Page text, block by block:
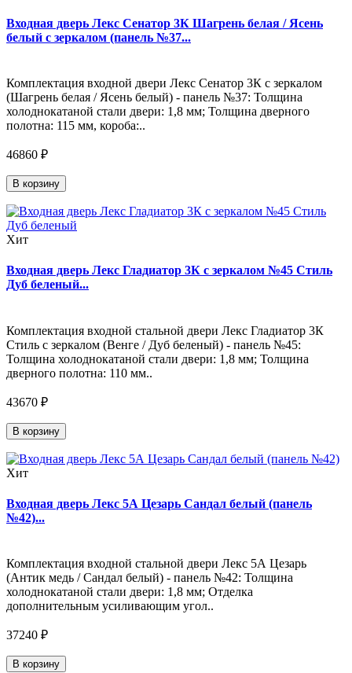
Входная дверь Лекс Сенатор 3К Шагрень белая / Ясень
белый с зеркалом (панель №37...
Комплектация входной двери Лекс Сенатор 3К с зеркалом
(Шагрень белая / Ясень белый) - панель №37: Толщина
холоднокатаной стали двери: 1,8 мм; Толщина дверного
полотна: 115 мм, короба:..
46860 ₽
В корзину
Хит
Входная дверь Лекс Гладиатор 3К с зеркалом №45 Стиль
Дуб беленый...
Комплектация входной стальной двери Лекс Гладиатор 3К
Стиль с зеркалом (Венге / Дуб беленый) - панель №45:
Толщина холоднокатаной стали двери: 1,8 мм; Толщина
дверного полотна: 110 мм..
43670 ₽
В корзину
Хит
Входная дверь Лекс 5А Цезарь Сандал белый (панель
№42)...
Комплектация входной стальной двери Лекс 5А Цезарь
(Антик медь / Сандал белый) - панель №42: Толщина
холоднокатаной стали двери: 1,8 мм; Отделка
дополнительным усиливающим угол..
37240 ₽
В корзину